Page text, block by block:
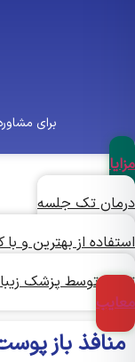
برای مشاوره
تک جلسه
از بهترین و با
توسط پزشک زیبایی
باز